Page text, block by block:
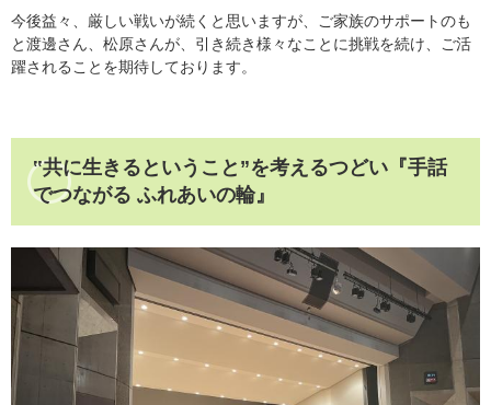
今後益々、厳しい戦いが続くと思いますが、ご家族のサポートのも
と渡邊さん、松原さんが、引き続き様々なことに挑戦を続け、ご活
躍されることを期待しております。
‟共に生きるということ”を考えるつどい『手話
でつながる ふれあいの輪』